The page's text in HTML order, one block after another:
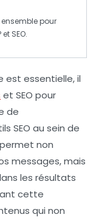
ensemble pour
SEO.
est essentielle, il
et SEO pour
de
SEO au sein de
non
messages, mais
les résultats
cette
qui non